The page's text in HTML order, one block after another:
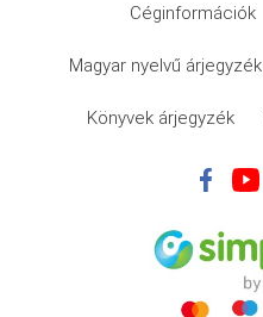
Céginformációk
Magyar nyelvű árjegyzék
Könyvek árjegyzék